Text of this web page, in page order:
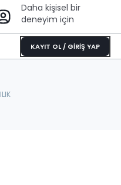
Daha kişisel bir
deneyim için
KAYIT OL / GİRİŞ YAP